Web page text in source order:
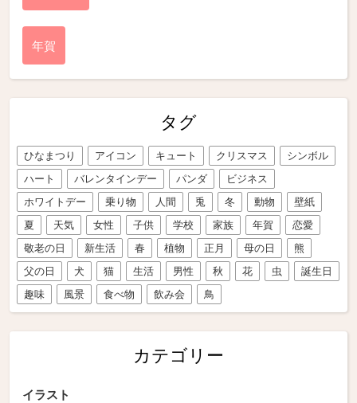
年賀
タグ
ひなまつり アイコン キュート クリスマス
シンボル
ハート
バレンタインデー パンダ
ビジネス
ホワイトデー
乗り物 人間 兎 冬 動物
壁紙
夏
天気 女性 子供 学校 家族 年賀
恋愛
敬老の日
新生活 春 植物 正月 母の日
熊
父の日
犬 猫 生活 男性 秋 花 虫
誕生日
趣味
風景 食べ物 飲み会 鳥
カテゴリー
イラスト